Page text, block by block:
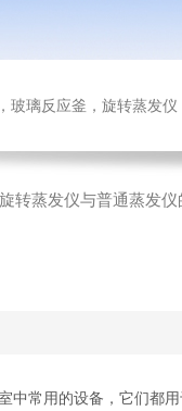
玻璃反应釜，旋转蒸发
旋转蒸发仪与普通蒸发仪
中常用的设备，它们都